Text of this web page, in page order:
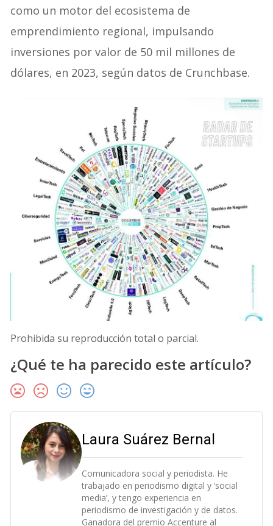
como un motor del ecosistema de
emprendimiento regional, impulsando
inversiones por valor de 50 mil millones de
dólares, en 2023, según datos de Crunchbase.
Prohibida su reproducción total o parcial.
¿Qué te ha parecido este artículo?
Laura Suárez Bernal
Comunicadora social y periodista. He
trabajado en periodismo digital y ‘social
media’, y tengo experiencia en
periodismo de investigación y de datos.
Ganadora del premio Accenture al